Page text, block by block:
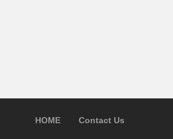
HOME Contact Us